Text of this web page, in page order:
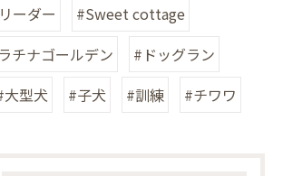
ーダー
#Sweet cottage
チナゴールデン
#ドッグラン
大型犬 #子犬 #訓練 #チワワ